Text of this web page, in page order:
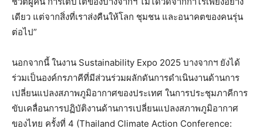
เดียว แต่จากสิ่งที่เราส่งคืนให้โลก ชุมชน และอนาคตของคนรุ่น
ต่อไป”
นอกจากนี้ ในงาน Sustainability Expo 2025 บางจากฯ ยังได้
ร่วมเป็นองค์กรภาคีที่มีส่วนร่วมผลักดันการดำเนินงานด้านการ
เปลี่ยนแปลงสภาพภูมิอากาศของประเทศ ในการประชุมภาคีการ
ขับเคลื่อนการปฏิบัติงานด้านการเปลี่ยนแปลงสภาพภูมิอากาศ
ของไทย ครั้งที่ 4 (Thailand Climate Action Conference: